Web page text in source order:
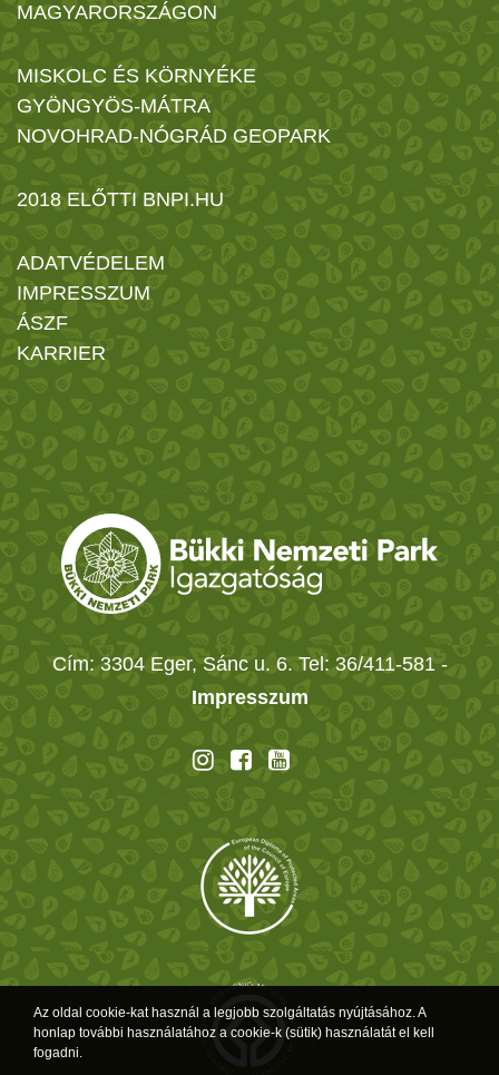
MAGYARORSZÁGON
MISKOLC ÉS KÖRNYÉKE
GYÖNGYÖS-MÁTRA
NOVOHRAD-NÓGRÁD GEOPARK
2018 ELŐTTI BNPI.HU
ADATVÉDELEM
IMPRESSZUM
ÁSZF
KARRIER
Cím: 3304 Eger, Sánc u. 6. Tel: 36/411-581 -
Impresszum
Az oldal cookie-kat használ a legjobb szolgáltatás nyújtásához. A
honlap további használatához a cookie-k (sütik) használatát el kell
fogadni.